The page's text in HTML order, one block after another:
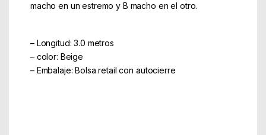
macho en un estremo y B macho en el otro.
– Longitud: 3.0 metros
– color: Beige
– Embalaje: Bolsa retail con autocierre